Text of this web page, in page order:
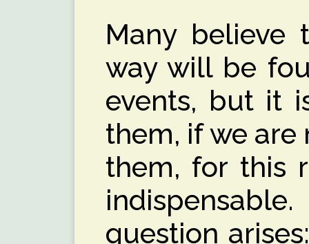
Many
way will be
events, but it
them, if we
them, for this
question